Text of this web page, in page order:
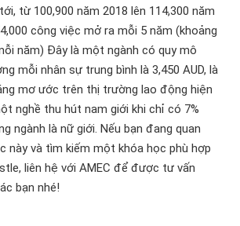
từ 100,900 năm 2018 lên 114,300 năm
công việc mở ra mỗi 5 năm (khoảng
năm) Đây là một ngành có quy mô
mỗi nhân sự trung bình là 3,450 AUD, là
mơ ước trên thị trường lao động hiện
nghề thu hút nam giới khi chỉ có 7%
ngành là nữ giới. Nếu bạn đang quan
này và tìm kiếm một khóa học phù hợp
liên hệ với AMEC để được tư vấn
bạn nhé!